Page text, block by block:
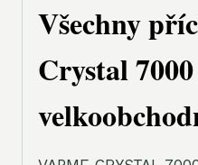
Všechny
Crystal